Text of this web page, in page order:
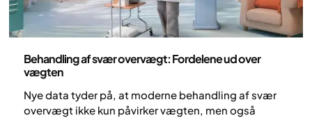
Behandling af svær overvægt: Fordelene ud over
vægten
Nye data tyder på, at moderne behandling af svær
overvægt ikke kun påvirker vægten, men også